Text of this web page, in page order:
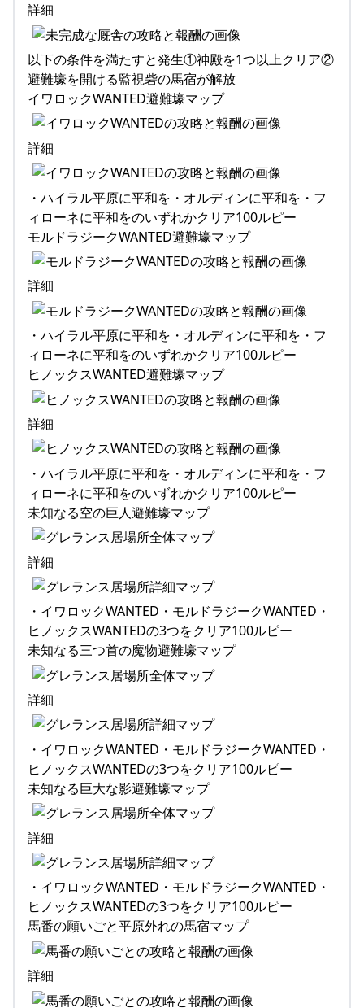
詳細
以下の条件を満たすと発生①神殿を1つ以上クリア②
避難壕を開ける監視砦の馬宿が解放
イワロックWANTED避難壕マップ
詳細
・ハイラル平原に平和を・オルディンに平和を・フ
ィローネに平和をのいずれかクリア100ルピー
モルドラジークWANTED避難壕マップ
詳細
・ハイラル平原に平和を・オルディンに平和を・フ
ィローネに平和をのいずれかクリア100ルピー
ヒノックスWANTED避難壕マップ
詳細
・ハイラル平原に平和を・オルディンに平和を・フ
ィローネに平和をのいずれかクリア100ルピー
未知なる空の巨人避難壕マップ
詳細
・イワロックWANTED・モルドラジークWANTED・
ヒノックスWANTEDの3つをクリア100ルピー
未知なる三つ首の魔物避難壕マップ
詳細
・イワロックWANTED・モルドラジークWANTED・
ヒノックスWANTEDの3つをクリア100ルピー
未知なる巨大な影避難壕マップ
詳細
・イワロックWANTED・モルドラジークWANTED・
ヒノックスWANTEDの3つをクリア100ルピー
馬番の願いごと平原外れの馬宿マップ
詳細